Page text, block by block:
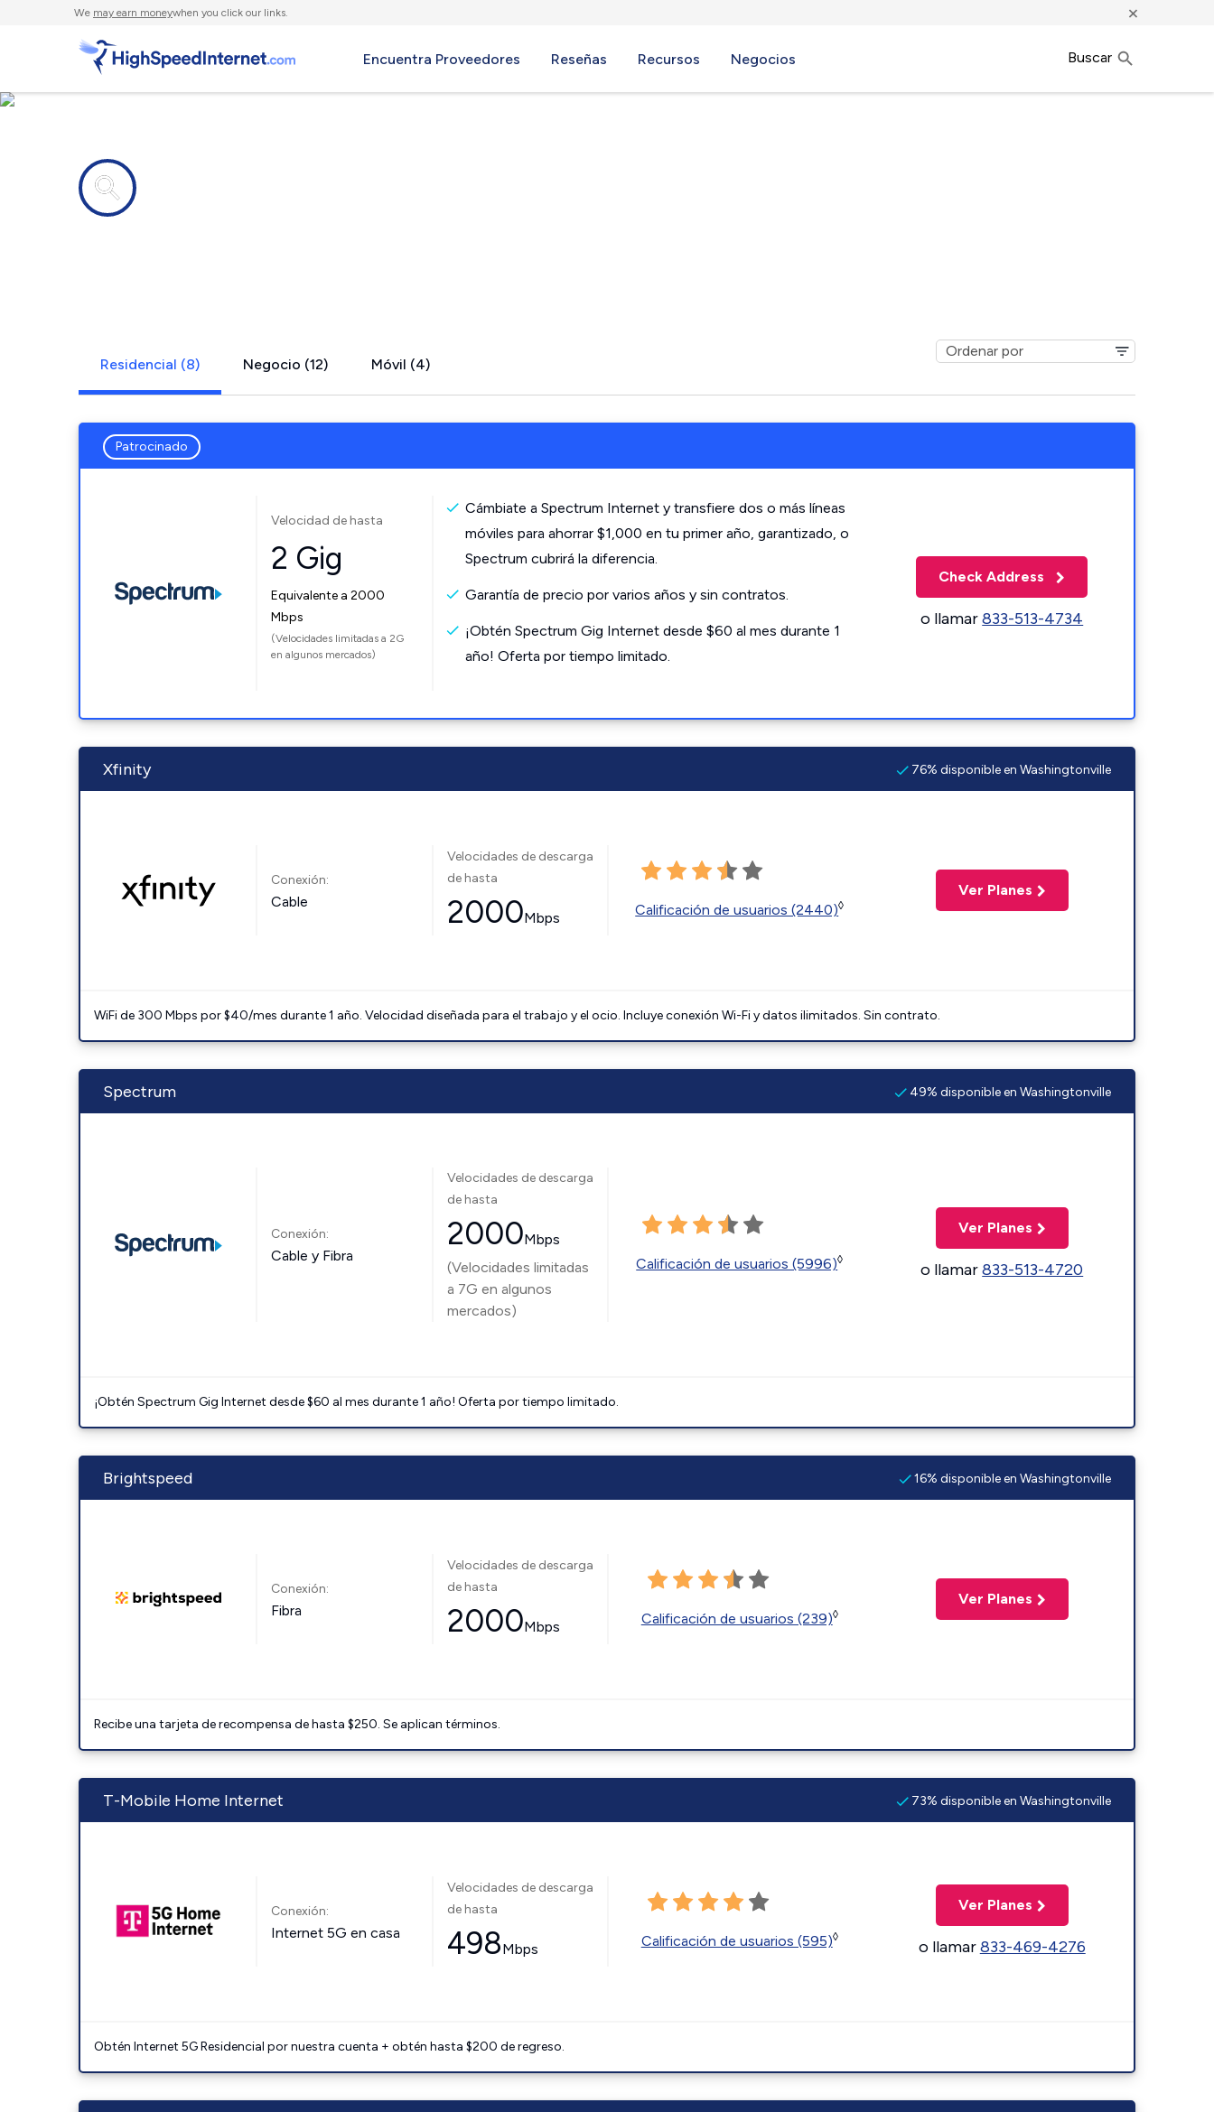
We may earn moneywhen you click our links. ×
Encuentra Proveedores Reseñas Recursos Negocios Buscar
Residencial (8) Negocio (12) Móvil (4)
Patrocinado
Velocidad de hasta
2 Gig
Equivalente a 2000
Mbps
(Velocidades limitadas a 2G
en algunos mercados)
Cámbiate a Spectrum Internet y transfiere dos o más líneas
móviles para ahorrar $1,000 en tu primer año, garantizado, o
Spectrum cubrirá la diferencia.
Garantía de precio por varios años y sin contratos.
¡Obtén Spectrum Gig Internet desde $60 al mes durante 1
año! Oferta por tiempo limitado.
Check Address
o llamar833-513-4734
Xfinity 76% disponible en Washingtonville
Conexión:
Cable
Velocidades de descarga
de hasta
2000Mbps Calificación de usuarios (2440)◊
Ver Planes
WiFi de 300 Mbps por $40/mes durante 1 año. Velocidad diseñada para el trabajo y el ocio. Incluye conexión Wi-Fi y datos ilimitados. Sin contrato.
Spectrum 49% disponible en Washingtonville
Conexión:
Cable y Fibra
Velocidades de descarga
de hasta
2000Mbps
(Velocidades limitadas
a 7G en algunos
mercados)
Calificación de usuarios (5996)◊
Ver Planes
o llamar833-513-4720
¡Obtén Spectrum Gig Internet desde $60 al mes durante 1 año! Oferta por tiempo limitado.
Brightspeed 16% disponible en Washingtonville
Conexión:
Fibra
Velocidades de descarga
de hasta
2000Mbps Calificación de usuarios (239)◊
Ver Planes
Recibe una tarjeta de recompensa de hasta $250. Se aplican términos.
T-Mobile Home Internet 73% disponible en Washingtonville
Conexión:
Internet 5G en casa
Velocidades de descarga
de hasta
498Mbps Calificación de usuarios (595)◊
Ver Planes
o llamar833-469-4276
Obtén Internet 5G Residencial por nuestra cuenta + obtén hasta $200 de regreso.